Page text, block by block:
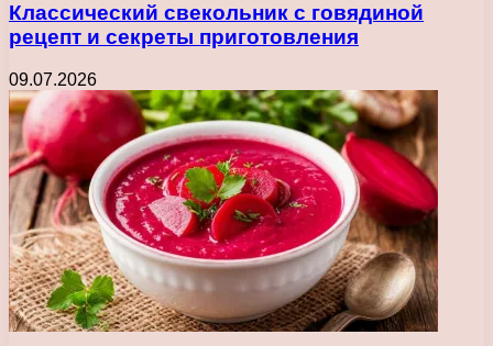
Классический свекольник с говядиной
рецепт и секреты приготовления
09.07.2026